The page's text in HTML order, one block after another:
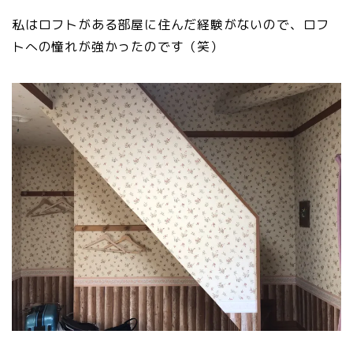
私はロフトがある部屋に住んだ経験がないので、ロフ
トへの憧れが強かったのです（笑）